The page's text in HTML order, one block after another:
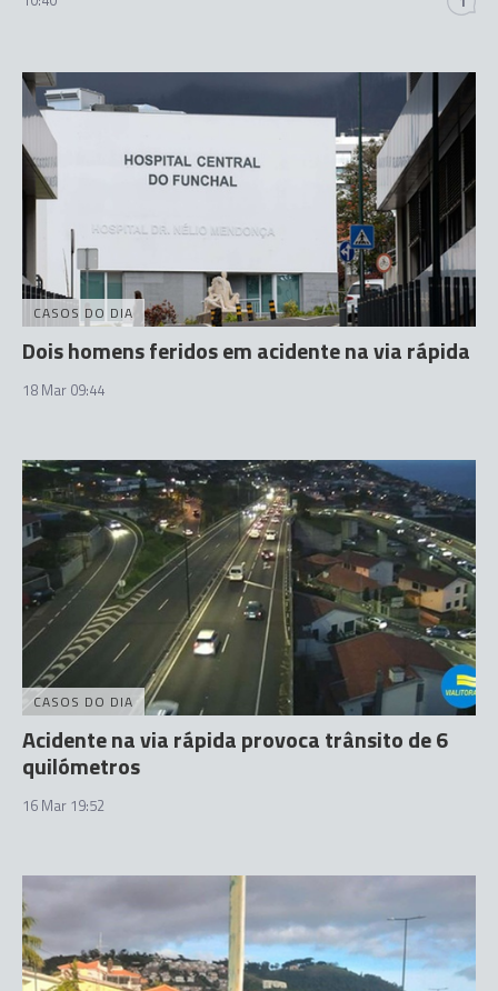
CASOS DO DIA
Dois homens feridos em acidente na via rápida
18 Mar 09:44
CASOS DO DIA
Acidente na via rápida provoca trânsito de 6
quilómetros
16 Mar 19:52